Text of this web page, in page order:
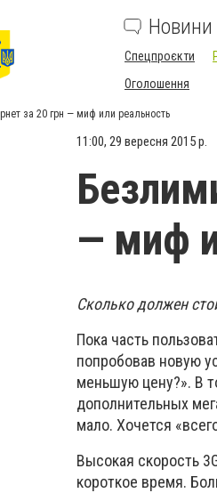
Новини
Спецпроєкти
Оголошення
за 20 грн — миф или реальность
11:00, 29 вересня 2015 р.
— миф
Сколько должен
Пока часть
попробовав новую
меньшую цену?». В
дополнительных
мало. Хочется
Высокая скорость
короткое время.